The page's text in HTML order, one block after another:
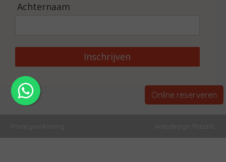
Achternaam
Inschrijven
Online reserveren
Privacyverklaring Webdesign PlazaXL